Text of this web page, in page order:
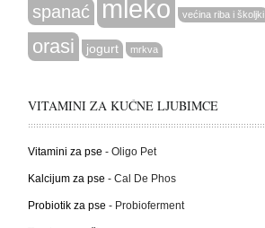
spanać mleko većina riba i školjki
orasi jogurt mrkva
VITAMINI ZA KUĆNE LJUBIMCE
Vitamini za pse - Oligo Pet
Kalcijum za pse - Cal De Phos
Probiotik za pse - Probioferment